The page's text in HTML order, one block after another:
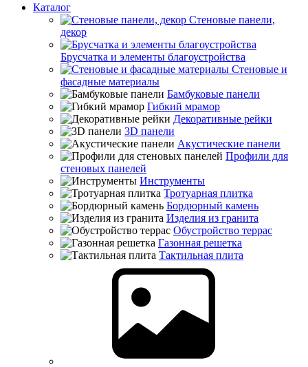
Каталог
Стеновые панели,
декор
Брусчатка и элементы благоустройства
Стеновые и
фасадные материалы
Бамбуковые панели
Гибкий мрамор
Декоративные рейки
3D панели
Акустические панели
Профили для
стеновых панелей
Инструменты
Тротуарная плитка
Бордюрный камень
Изделия из гранита
Обустройство террас
Газонная решетка
Тактильная плита